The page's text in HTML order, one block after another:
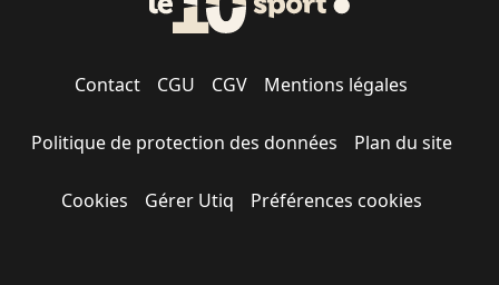
Contact CGU CGV Mentions légales
Politique de protection des données Plan du site
Cookies Gérer Utiq Préférences cookies